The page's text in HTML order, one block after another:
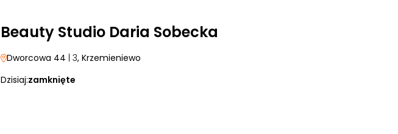
Beauty Studio Daria Sobecka
Dworcowa 44 | 3, Krzemieniewo
Dzisiaj:zamknięte